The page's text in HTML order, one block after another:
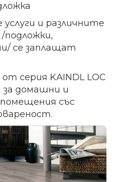
и различните
подложки,
се заплащат
серия KAINDL LOC
за домашни и
със